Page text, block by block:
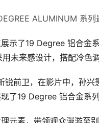
示了19 Degree 铝合金
未来感设计，搭配冷色
锐前卫，在影片中，孙
了19 Degree 铝合金系列